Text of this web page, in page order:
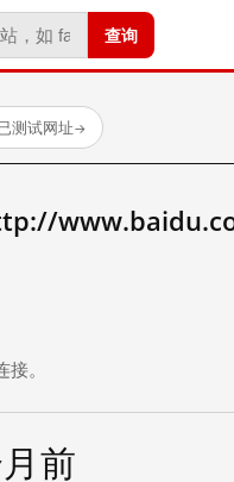
查询
测试网址→
。
前